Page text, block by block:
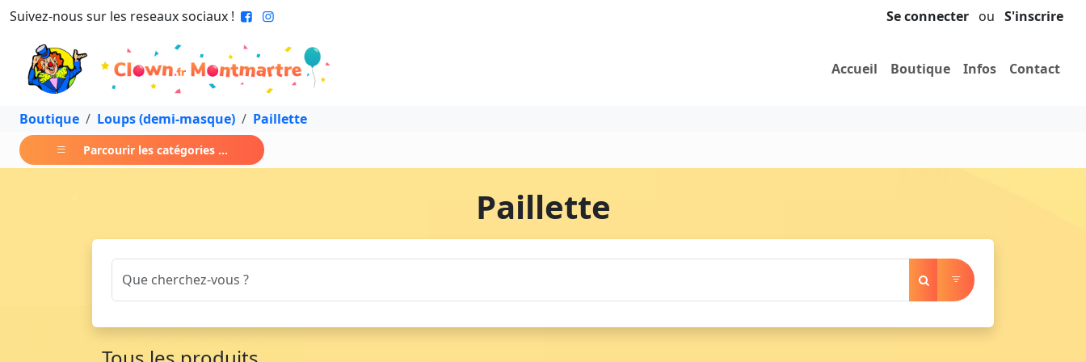
Suivez-nous sur les reseaux sociaux ! Se connecter ou S'inscrire
Accueil Boutique Infos Contact
Boutique Loups (demi-masque) Paillette
Parcourir les catégories ...
Paillette